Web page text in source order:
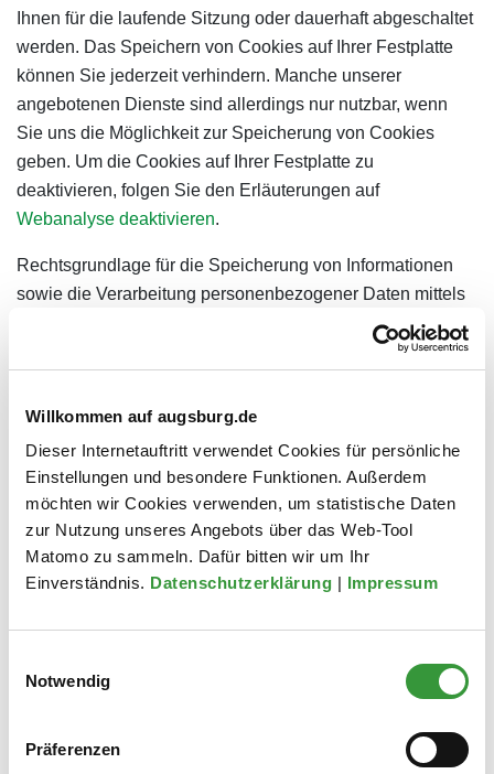
Willkommen auf augsburg.de
Dieser Internetauftritt verwendet Cookies für persönliche
Einstellungen und besondere Funktionen. Außerdem
möchten wir Cookies verwenden, um statistische Daten
zur Nutzung unseres Angebots über das Web-Tool
Matomo zu sammeln. Dafür bitten wir um Ihr
Einverständnis. Datenschutzerklärung | Impressum
Notwendig
Präferenzen
Ihnen für die laufende Sitzung oder dauerhaft abgeschaltet
werden. Das Speichern von Cookies auf Ihrer Festplatte
können Sie jederzeit verhindern. Manche unserer
angebotenen Dienste sind allerdings nur nutzbar, wenn
Sie uns die Möglichkeit zur Speicherung von Cookies
geben. Um die Cookies auf Ihrer Festplatte zu
deaktivieren, folgen Sie den Erläuterungen auf
Webanalyse deaktivieren.
Rechtsgrundlage für die Speicherung von Informationen
sowie die Verarbeitung personenbezogener Daten mittels
technisch zwingend notwendiger Cookies ist § 25 TDDDG.
Cookie-Einstellungen ändern
Fotoaufnahmen
Im Rahmen unserer Presse- und Öffentlichkeitsarbeit
werden bei Veranstaltungen und Terminen Fotos
aufgenommen, auf denen Sie gegebenenfalls erkennbar
zu sehen sind. Der Aufnahme und/oder einer
Veröffentlichung können Sie widersprechen. Bitte nutzten